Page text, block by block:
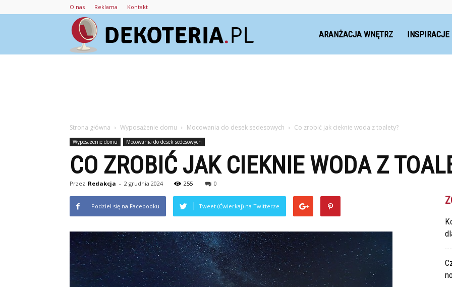
O nas Reklama Kontakt
ARANŻACJA WNĘTRZ INSPIRACJE
Strona główna Wyposażenie domu Mocowania do desek sedesowych Co zrobić jak cieknie woda z toalety?
Wyposażenie domu Mocowania do desek sedesowych
CO ZROBIĆ JAK CIEKNIE WODA Z
Przez Redakcja - 2 grudnia 2024 255 0
Podziel się na Facebooku Tweet (Ćwierkaj) na Twitterze